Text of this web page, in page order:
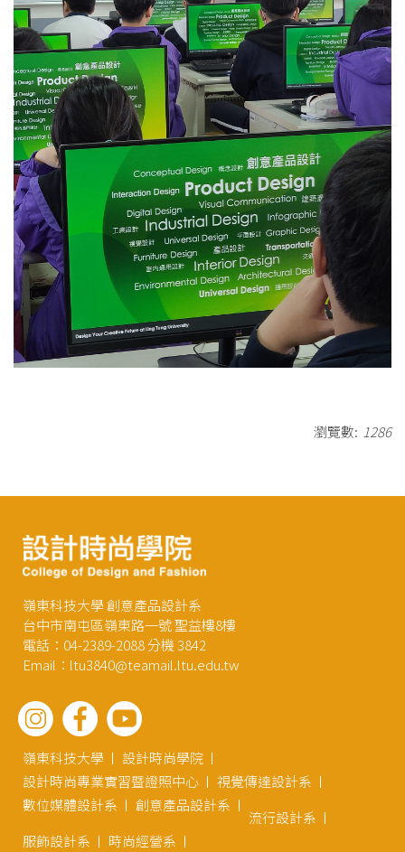
瀏覽數: 1286
嶺東科技大學 創意產品設計系
台中市南屯區嶺東路一號 聖益樓8樓
電話：04-2389-2088 分機 3842
Email：ltu3840@teamail.ltu.edu.tw
嶺東科技大學
設計時尚學院
設計時尚專業實習暨證照中心
視覺傳達設計系
數位媒體設計系
創意產品設計系
流行設計系
服飾設計系
時尚經營系